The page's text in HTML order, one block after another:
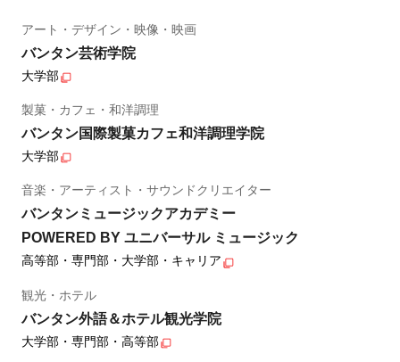
アート・デザイン・映像・映画
バンタン芸術学院
大学部
製菓・カフェ・和洋調理
バンタン国際製菓カフェ和洋調理学院
大学部
音楽・アーティスト・サウンドクリエイター
バンタンミュージックアカデミー
POWERED BY ユニバーサル ミュージック
高等部・専門部・大学部・キャリア
観光・ホテル
バンタン外語＆ホテル観光学院
大学部・専門部・高等部